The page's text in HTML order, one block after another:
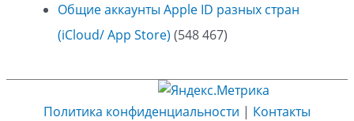
Общие аккаунты Apple ID разных стран
(iCloud/ App Store) (548 467)
Политика конфиденциальности | Контакты